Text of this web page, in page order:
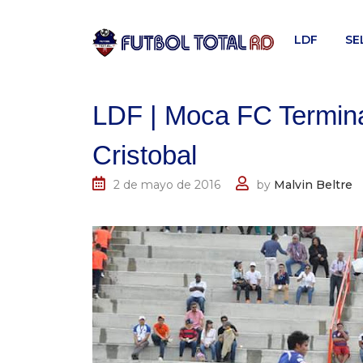
LDF
LDF | Moca FC
Cristobal
2 de mayo de 2016 by Malvin Beltre